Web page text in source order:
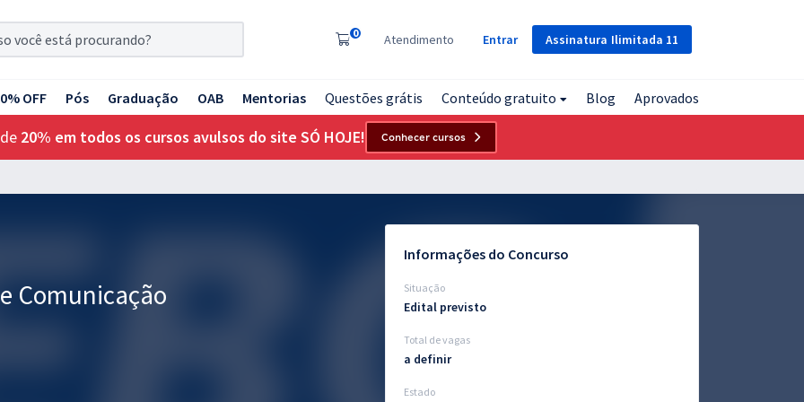
Assinatura Ilimitada 11
0 Atendimento Entrar
OFF Pós Graduação OAB Mentorias Questões grátis Conteúdo gratuito Blog Aprovados
20% em todos os cursos avulsos do site SÓ HOJE! Conhecer cursos
Comunicação
Informações do Concurso
Situação
Edital previsto
Total de vagas
a definir
Estado